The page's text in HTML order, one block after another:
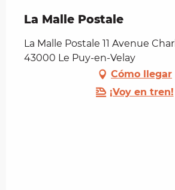
La Malle Postale
La Malle Postale 11 Avenue
43000 Le Puy-en-Velay
Cómo llegar
¡Voy en tren!